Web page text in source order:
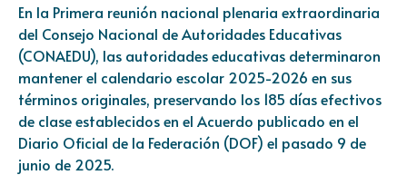
En la Primera reunión nacional plenaria extraordinaria
del Consejo Nacional de Autoridades Educativas
(CONAEDU), las autoridades educativas determinaron
mantener el calendario escolar 2025-2026 en sus
términos originales, preservando los 185 días efectivos
de clase establecidos en el Acuerdo publicado en el
Diario Oficial de la Federación (DOF) el pasado 9 de
junio de 2025.